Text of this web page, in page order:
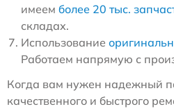
имеем более 20 тыс.
складах.
Использование
Работаем напрямую с
Когда вам нужен надежный
качественного и быстрого